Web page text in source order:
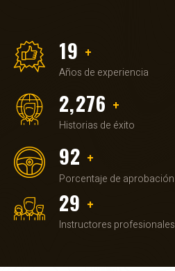
20 +
Años de experiencia
2,450 +
Historias de éxito
98%
Porcentaje de aprobación
32 +
Instructores profesionales